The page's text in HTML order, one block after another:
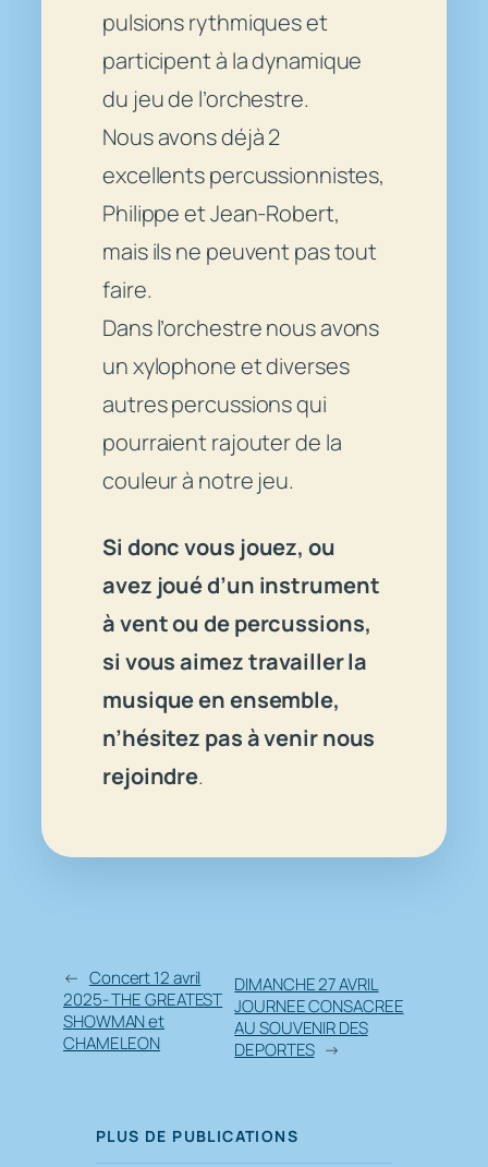
pulsions rythmiques et
participent à la dynamique
du jeu de l’orchestre.
Nous avons déjà 2
excellents percussionnistes,
Philippe et Jean-Robert,
mais ils ne peuvent pas tout
faire.
Dans l’orchestre nous avons
un xylophone et diverses
autres percussions qui
pourraient rajouter de la
couleur à notre jeu.
Si donc vous jouez, ou
avez joué d’un instrument
à vent ou de percussions,
si vous aimez travailler la
musique en ensemble,
n’hésitez pas à venir nous
rejoindre.
← Concert 12 avril
2025- THE GREATEST
SHOWMAN et
CHAMELEON
DIMANCHE 27 AVRIL
JOURNEE CONSACREE
AU SOUVENIR DES
DEPORTES →
PLUS DE PUBLICATIONS